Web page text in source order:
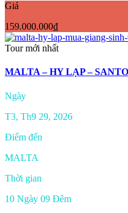
Giá
159.000.000₫
Tour mới nhất
MALTA – HY LẠP –
Ngày
T3, Th9 29, 2026
Điểm đến
MALTA
Thời gian
10 Ngày 09 Đêm